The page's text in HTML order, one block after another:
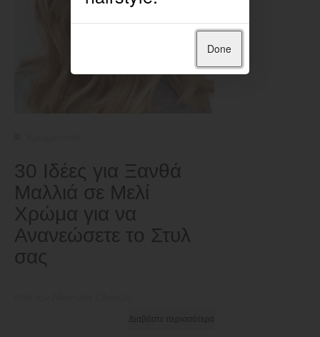
30 Ιδέες για Ξανθά
Μαλλιά σε Μελί
Χρώμα για να
Ανανεώσετε το Στυλ
σας
Done